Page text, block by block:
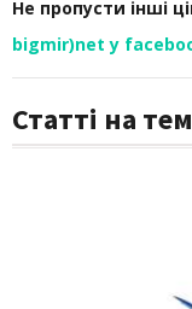
Не пропусти інші
bigmir)net у
Статті на